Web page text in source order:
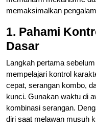
memaksimalkan
1. Pahami
Dasar
Langkah pertama
mempelajari kontrol
cepat, serangan kombo,
kunci. Gunakan waktu di
kombinasi serangan.
diri saat melawan musuh